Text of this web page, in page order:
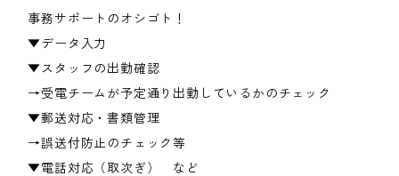
事務サポートのオシゴト！
▼データ入力
▼スタッフの出勤確認
→受電チームが予定通り出勤しているかのチェック
▼郵送対応・書類管理
→誤送付防止のチェック等
▼電話対応（取次ぎ） など